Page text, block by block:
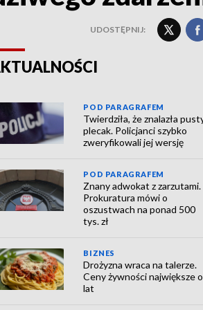
UDOSTĘPNIJ:
POD PARAGRAFEM
Twierdziła, że znalazła
plecak. Policjanci szybko
zweryfikowali jej wersję
POD PARAGRAFEM
Znany adwokat z zarzutami.
Prokuratura mówi o
oszustwach na ponad 500
tys. zł
BIZNES
Drożyzna wraca na talerze.
Ceny żywności największe
lat